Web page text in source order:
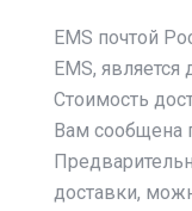
EMS почтой
EMS, является
Стоимость
Вам сообщена
доставки,